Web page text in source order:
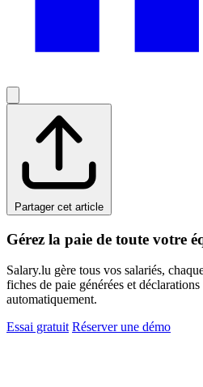
Partager cet article
Gérez la paie de toute votre
Salary.lu gère tous vos salariés,
fiches de paie générées et
automatiquement.
Essai gratuit Réserver une démo